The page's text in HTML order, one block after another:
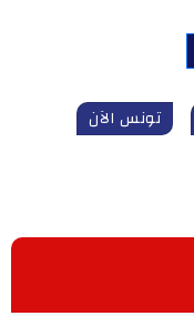
تونس الآن